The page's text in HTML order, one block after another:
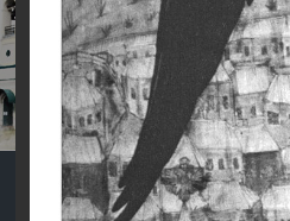
Экскурсия